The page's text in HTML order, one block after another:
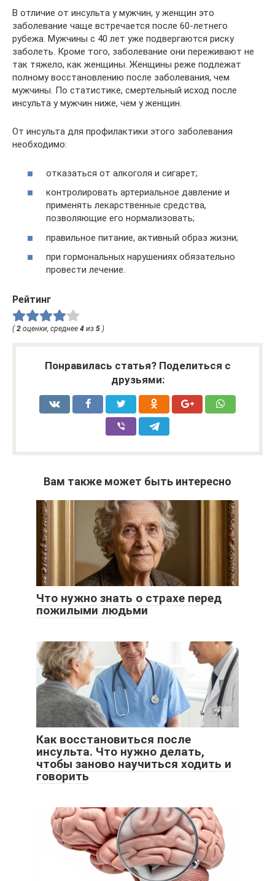
В отличие от инсульта у мужчин, у женщин это
заболевание чаще встречается после 60-летнего
рубежа. Мужчины с 40 лет уже подвергаются риску
заболеть. Кроме того, заболевание они переживают не
так тяжело, как женщины. Женщины реже подлежат
полному восстановлению после заболевания, чем
мужчины. По статистике, смертельный исход после
инсульта у мужчин ниже, чем у женщин.
От инсульта для профилактики этого заболевания
необходимо:
отказаться от алкоголя и сигарет;
контролировать артериальное давление и
применять лекарственные средства,
позволяющие его нормализовать;
правильное питание, активный образ жизни;
при гормональных нарушениях обязательно
провести лечение.
Рейтинг
(2 оценки, среднее 4 из 5 )
Понравилась статья? Поделиться с
друзьями:
Вам также может быть интересно
Что нужно знать о страхе перед
пожилыми людьми
Как восстановиться после
инсульта. Что нужно делать,
чтобы заново научиться ходить и
говорить